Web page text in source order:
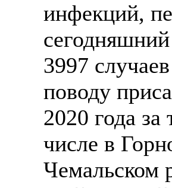
инфекций,
3997
поводу
2020 года
числе в
Чемальском